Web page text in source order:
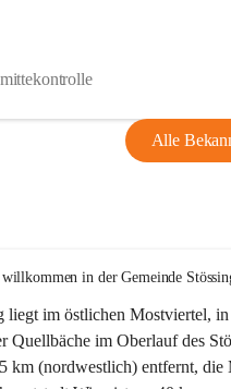
Alle
in der Gemeinde
liegt im östlichen Mostviertel,
Quellbäche im Oberlauf des
km (nordwestlich) entfernt,